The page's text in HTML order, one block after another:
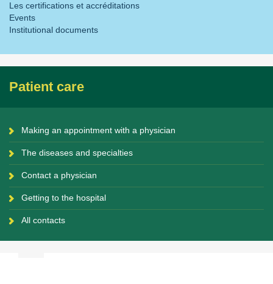
Les certifications et accréditations
Events
Institutional documents
Patient care
Making an appointment with a physician
The diseases and specialties
Contact a physician
Getting to the hospital
All contacts